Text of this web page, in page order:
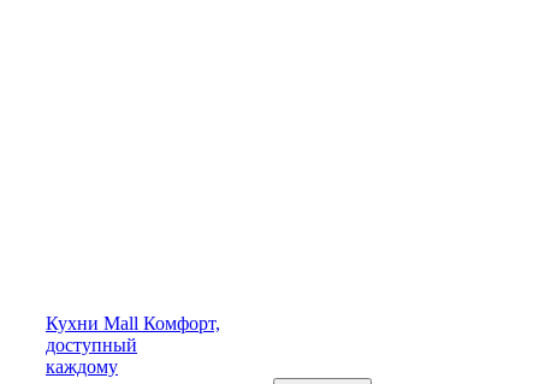
Кухни Mall Комфорт,
доступный
каждому